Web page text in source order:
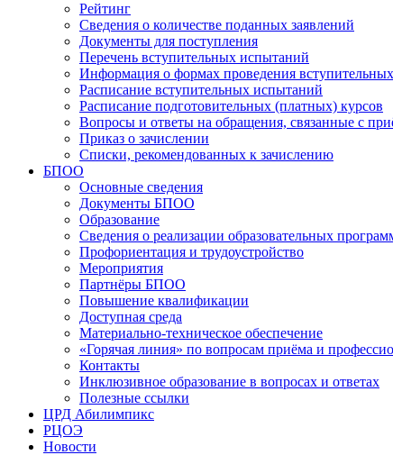
Рейтинг
Сведения о количестве поданных заявлений
Документы для поступления
Перечень вступительных испытаний
Информация о формах проведения
Расписание вступительных испытаний
Расписание подготовительных (платных) курсов
Вопросы и ответы на обращения, связанные с
Приказ о зачислении
Списки, рекомендованных к зачислению
БПОО
Основные сведения
Документы БПОО
Образование
Сведения о реализации образовательных
Профориентация и трудоустройство
Мероприятия
Партнёры БПОО
Повышение квалификации
Доступная среда
Материально-техническое обеспечение
«Горячая линия» по вопросам приёма и
Контакты
Инклюзивное образование в вопросах и ответах
Полезные ссылки
ЦРД Абилимпикс
РЦОЭ
Новости